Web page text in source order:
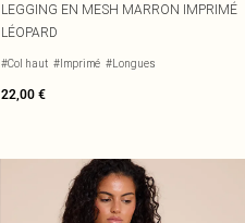
LEGGING EN MESH MARRON IMPRIMÉ
LÉOPARD
#Col haut #Imprimé #Longues
22,00 €